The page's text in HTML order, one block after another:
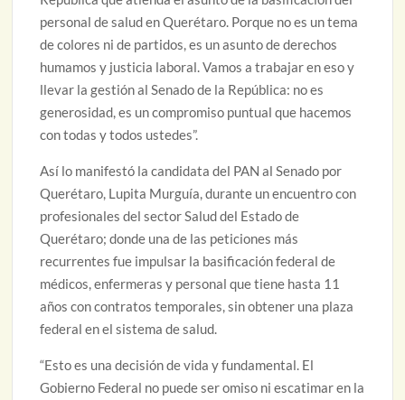
personal de salud en Querétaro. Porque no es un tema
de colores ni de partidos, es un asunto de derechos
humamos y justicia laboral. Vamos a trabajar en eso y
llevar la gestión al Senado de la República: no es
generosidad, es un compromiso puntual que hacemos
con todas y todos ustedes”.
Así lo manifestó la candidata del PAN al Senado por
Querétaro, Lupita Murguía, durante un encuentro con
profesionales del sector Salud del Estado de
Querétaro; donde una de las peticiones más
recurrentes fue impulsar la basificación federal de
médicos, enfermeras y personal que tiene hasta 11
años con contratos temporales, sin obtener una plaza
federal en el sistema de salud.
“Esto es una decisión de vida y fundamental. El
Gobierno Federal no puede ser omiso ni escatimar en la